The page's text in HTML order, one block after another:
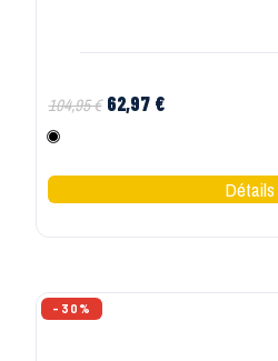
104,95 € 62,97 €
Noir
-30%